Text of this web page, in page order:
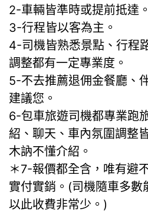
2-車輛皆準時或提前抵達。
3-行程皆以客為主。
4-司機皆熟悉景點、行程
調整都有一定專業度。
5-不去推薦退佣金餐廳、
建議您。
6-包車旅遊司機都專業跑
紹、聊天、車內氛圍調整
木訥不懂介紹。
＊7-報價都全含，唯有避
實付實銷。(司機隨車多數
以此收費非常少。)